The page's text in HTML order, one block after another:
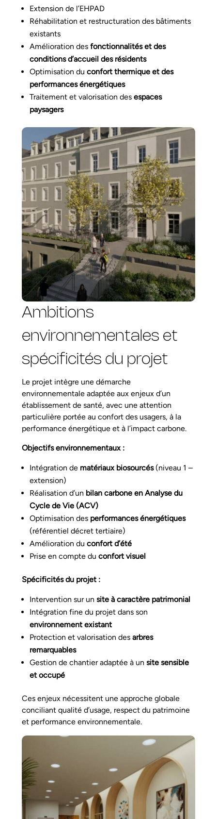
Extension de l’EHPAD
Réhabilitation et restructuration des bâtiments
existants
Amélioration des fonctionnalités et des
conditions d’accueil des résidents
Optimisation du confort thermique et des
performances énergétiques
Traitement et valorisation des espaces
paysagers
Ambitions
environnementales et
spécificités du projet
Le projet intègre une démarche
environnementale adaptée aux enjeux d’un
établissement de santé, avec une attention
particulière portée au confort des usagers, à la
performance énergétique et à l’impact carbone.
Objectifs environnementaux :
Intégration de matériaux biosourcés(niveau 1 –
extension)
Réalisation d’un bilan carbone en Analyse du
Cycle de Vie (ACV)
Optimisation des performances énergétiques
(référentiel décret tertiaire)
Amélioration du confort d’été
Prise en compte du confort visuel
Spécificités du projet :
Intervention sur un site à caractère patrimonial
Intégration fine du projet dans son
environnement existant
Protection et valorisation des arbres
remarquables
Gestion de chantier adaptée à un site sensible
et occupé
Ces enjeux nécessitent une approche globale
conciliant qualité d’usage, respect du patrimoine
et performance environnementale.